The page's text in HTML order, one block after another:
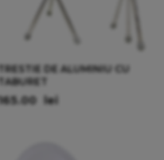
TRESTIE DE ALUMINIU CU
TABURET
165.00 lei